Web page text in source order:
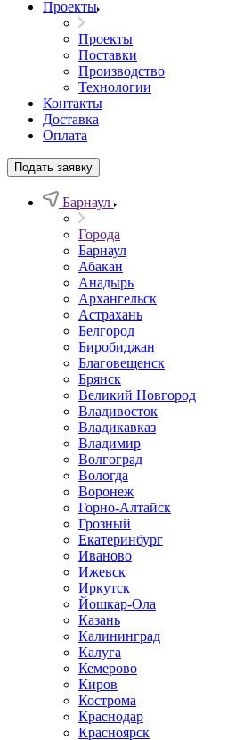
Проекты
Проекты
Поставки
Производство
Технологии
Контакты
Доставка
Оплата
Подать заявку
Барнаул
Города
Барнаул
Абакан
Анадырь
Архангельск
Астрахань
Белгород
Биробиджан
Благовещенск
Брянск
Великий Новгород
Владивосток
Владикавказ
Владимир
Волгоград
Вологда
Воронеж
Горно-Алтайск
Грозный
Екатеринбург
Иваново
Ижевск
Иркутск
Йошкар-Ола
Казань
Калининград
Калуга
Кемерово
Киров
Кострома
Краснодар
Красноярск